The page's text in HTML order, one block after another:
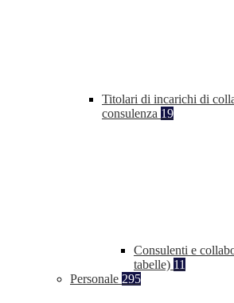
Titolari di incarichi di
consulenza 19
Consulenti e
tabelle) 11
Personale 295